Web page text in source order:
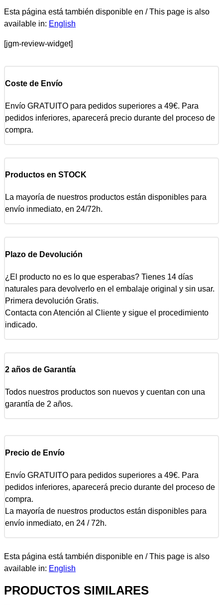
Esta página está también disponible en / This page is also
available in: English
[jgm-review-widget]
Coste de Envío
Envío GRATUITO para pedidos superiores a 49€. Para
pedidos inferiores, aparecerá precio durante del proceso de
compra.
Productos en STOCK
La mayoría de nuestros productos están disponibles para
envío inmediato, en 24/72h.
Plazo de Devolución
¿El producto no es lo que esperabas? Tienes 14 días
naturales para devolverlo en el embalaje original y sin usar.
Primera devolución Gratis.
Contacta con Atención al Cliente y sigue el procedimiento
indicado.
2 años de Garantía
Todos nuestros productos son nuevos y cuentan con una
garantía de 2 años.
Precio de Envío
Envío GRATUITO para pedidos superiores a 49€. Para
pedidos inferiores, aparecerá precio durante del proceso de
compra.
La mayoría de nuestros productos están disponibles para
envío inmediato, en 24 / 72h.
Esta página está también disponible en / This page is also
available in: English
PRODUCTOS SIMILARES